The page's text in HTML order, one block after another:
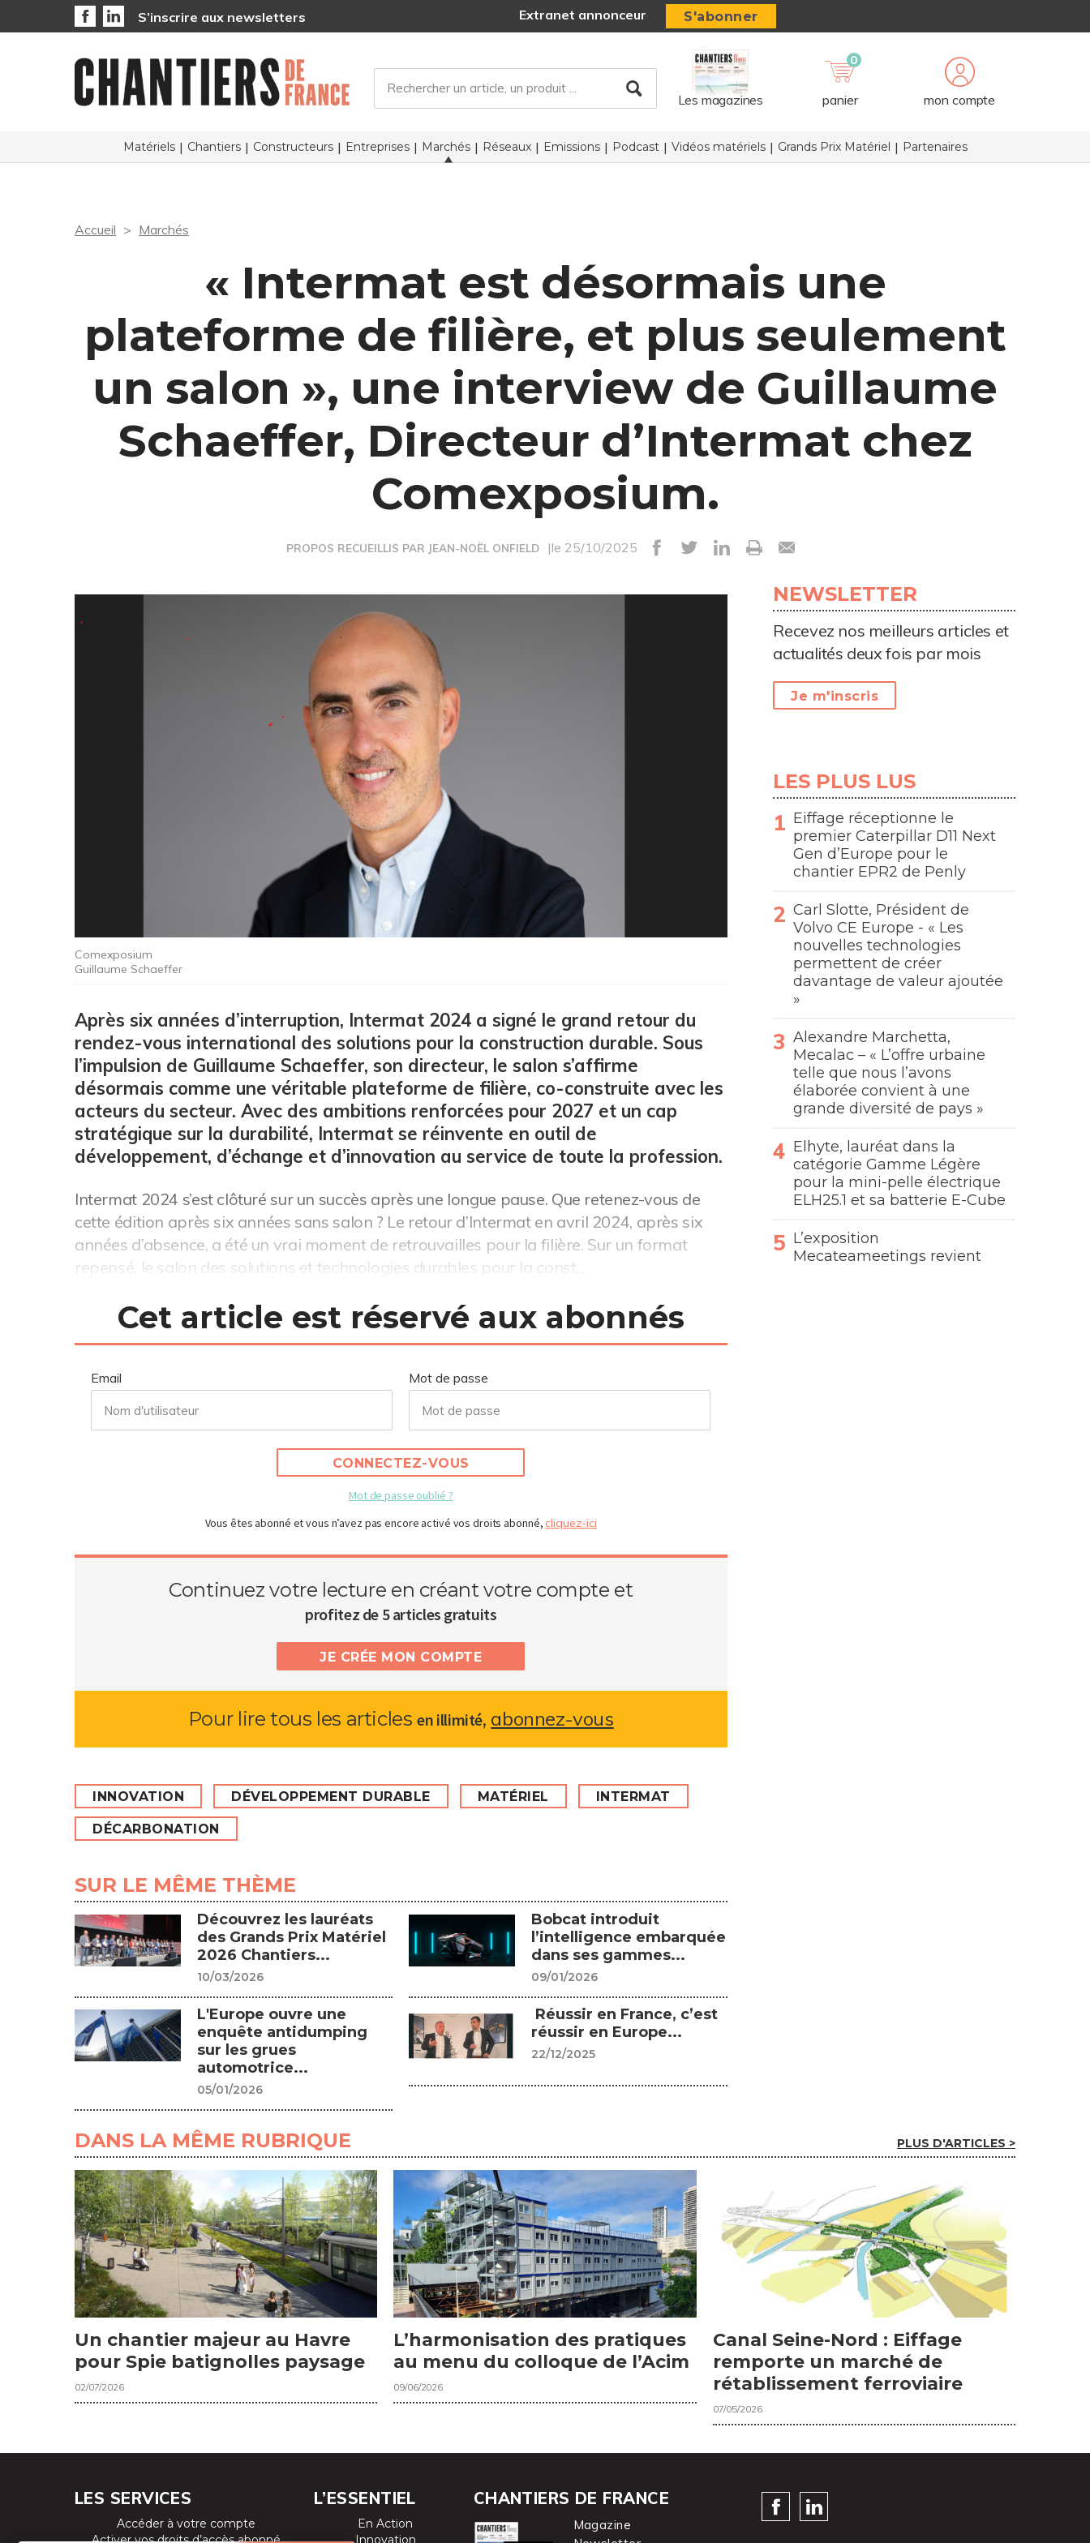
S’inscrire aux newsletters Extranet annonceur S'abonner
Les magazines
0
panier mon compte
Matériels Chantiers Constructeurs Entreprises Marchés Réseaux Emissions Podcast Vidéos matériels Grands Prix Matériel Partenaires
Accueil Marchés
« Intermat est désormais une
plateforme de filière, et plus seulement
un salon », une interview de Guillaume
Schaeffer, Directeur d’Intermat chez
Comexposium.
PROPOS RECUEILLIS PAR JEAN-NOËL ONFIELD |le 25/10/2025
Comexposium
Guillaume Schaeffer
Après six années d’interruption, Intermat 2024 a signé le grand retour du
rendez-vous international des solutions pour la construction durable. Sous
l’impulsion de Guillaume Schaeffer, son directeur, le salon s’affirme
désormais comme une véritable plateforme de filière, co-construite avec les
acteurs du secteur. Avec des ambitions renforcées pour 2027 et un cap
stratégique sur la durabilité, Intermat se réinvente en outil de
développement, d’échange et d’innovation au service de toute la profession.
Intermat 2024 s’est clôturé sur un succès après une longue pause. Que retenez-vous de
cette édition après six années sans salon ? Le retour d’Intermat en avril 2024, après six
années d’absence, a été un vrai moment de retrouvailles pour la filière. Sur un format
repensé, le salon des solutions et technologies durables pour la const...
Cet article est réservé aux abonnés
Email Mot de passe
CONNECTEZ-VOUS
Mot de passe oublié ?
Vous êtes abonné et vous n’avez pas encore activé vos droits abonné, cliquez-ici
Continuez votre lecture en créant votre compte et
profitez de 5 articles gratuits
JE CRÉE MON COMPTE
Pour lire tous les articlesen illimité, abonnez-vous
INNOVATION DÉVELOPPEMENT DURABLE MATÉRIEL INTERMAT
DÉCARBONATION
SUR LE MÊME THÈME
Découvrez les lauréats
des Grands Prix Matériel
2026 Chantiers...
10/03/2026
Bobcat introduit
l’intelligence embarquée
dans ses gammes...
09/01/2026
L'Europe ouvre une
enquête antidumping
sur les grues
automotrice...
05/01/2026
Réussir en France, c’est
réussir en Europe...
22/12/2025
NEWSLETTER
Recevez nos meilleurs articles et
actualités deux fois par mois
Je m'inscris
LES PLUS LUS
Eiffage réceptionne le
premier Caterpillar D11 Next
Gen d’Europe pour le
chantier EPR2 de Penly
Carl Slotte, Président de
Volvo CE Europe - « Les
nouvelles technologies
permettent de créer
davantage de valeur ajoutée
»
Alexandre Marchetta,
Mecalac – « L’offre urbaine
telle que nous l’avons
élaborée convient à une
grande diversité de pays »
Elhyte, lauréat dans la
catégorie Gamme Légère
pour la mini-pelle électrique
ELH25.1 et sa batterie E-Cube
L’exposition
Mecateameetings revient
DANS LA MÊME RUBRIQUE PLUS D'ARTICLES >
Un chantier majeur au Havre
pour Spie batignolles paysage
02/07/2026
L’harmonisation des pratiques
au menu du colloque de l’Acim
09/06/2026
Canal Seine-Nord : Eiffage
remporte un marché de
rétablissement ferroviaire
07/05/2026
LES SERVICES
Accéder à votre compte
Activer vos droits d’accès abonné
L’ESSENTIEL
En Action
Innovation
CHANTIERS DE FRANCE
Magazine